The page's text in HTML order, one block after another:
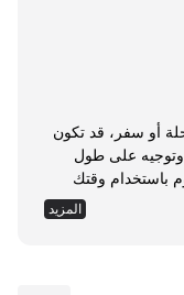
الجسم من الوقود
أو سفر، قد تكون
وتوجيه على طول
باستخدام وقتك
ونجاحك في
ومع الأسرة...
المزيد